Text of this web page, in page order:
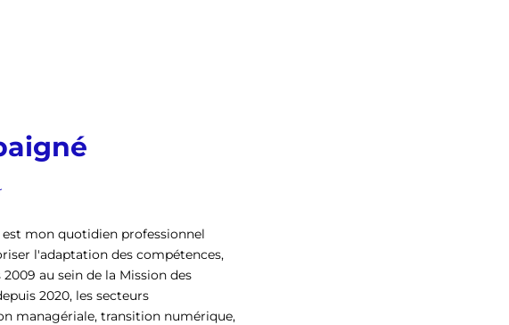
mon quotidien professionnel
l'adaptation des compétences,
au sein de la Mission des
2020, les secteurs
managériale, transition numérique,